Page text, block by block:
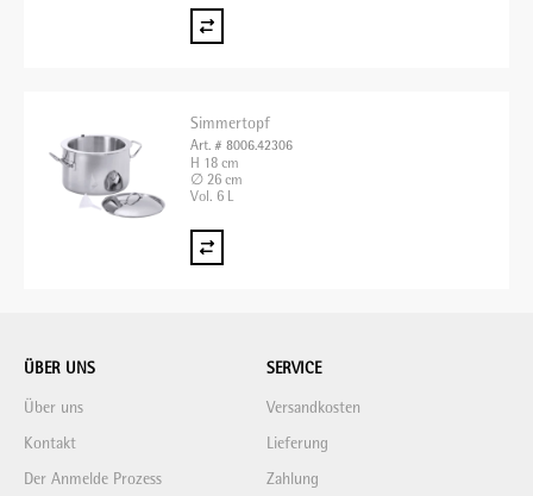
Simmertopf
Art. # 8006.42306
H 18 cm
∅ 26 cm
Vol. 6 L
ÜBER UNS
Über uns
Kontakt
Der Anmelde Prozess
SERVICE
Versandkosten
Lieferung
Zahlung